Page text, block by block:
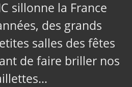
sillonne la France
des grands
salles des fêtes
de faire briller nos